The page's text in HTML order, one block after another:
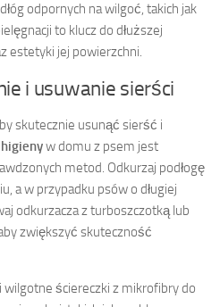
odpornych na wilgoć, takich jak
to klucz do dłuższej
estetyki jej powierzchni.
i usuwanie sierści
skutecznie usunąć sierść i
higienyw domu z psem jest
metod. Odkurzaj podłogę
a w przypadku psów o długiej
odkurzacza z turboszczotką lub
zwiększyć skuteczność
i wilgotne ściereczki z mikrofibry do